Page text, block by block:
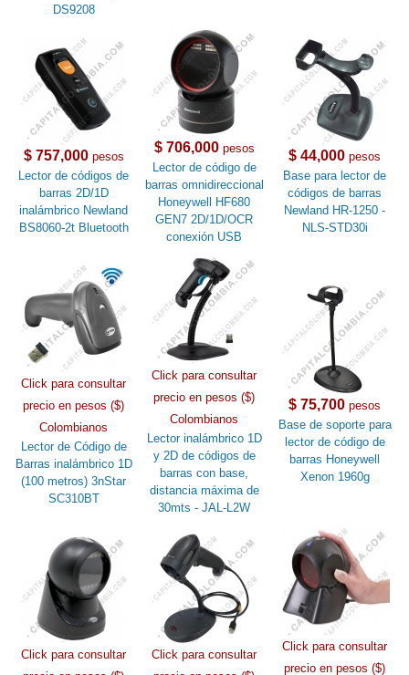
DS9208
$ 757,000pesos
Lector de códigos de
barras 2D/1D
inalámbrico Newland
BS8060-2t Bluetooth
$ 706,000pesos
Lector de código de
barras omnidireccional
Honeywell HF680
GEN7 2D/1D/OCR
conexión USB
$ 44,000 pesos
Base para lector de
códigos de barras
Newland HR-1250 -
NLS-STD30i
Click para consultar
precio en pesos ($)
Colombianos
Lector de Código de
Barras inalámbrico 1D
(100 metros) 3nStar
SC310BT
Click para consultar
precio en pesos ($)
Colombianos
Lector inalámbrico 1D
y 2D de códigos de
barras con base,
distancia máxima de
30mts - JAL-L2W
$ 75,700 pesos
Base de soporte para
lector de código de
barras Honeywell
Xenon 1960g
Click para consultar
Click para consultar
Click para consultar
precio en pesos ($)